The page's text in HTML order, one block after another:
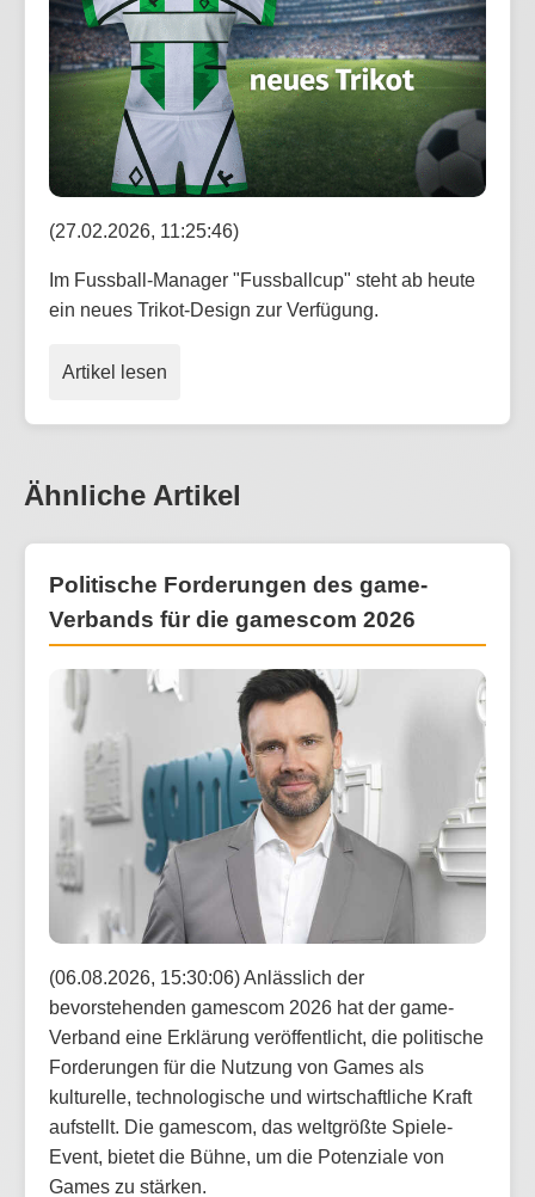
(27.02.2026, 11:25:46)
Im Fussball-Manager "Fussballcup" steht ab heute
ein neues Trikot-Design zur Verfügung.
Artikel lesen
Ähnliche Artikel
Politische Forderungen des game-
Verbands für die gamescom 2026
(06.08.2026, 15:30:06) Anlässlich der
bevorstehenden gamescom 2026 hat der game-
Verband eine Erklärung veröffentlicht, die politische
Forderungen für die Nutzung von Games als
kulturelle, technologische und wirtschaftliche Kraft
aufstellt. Die gamescom, das weltgrößte Spiele-
Event, bietet die Bühne, um die Potenziale von
Games zu stärken.